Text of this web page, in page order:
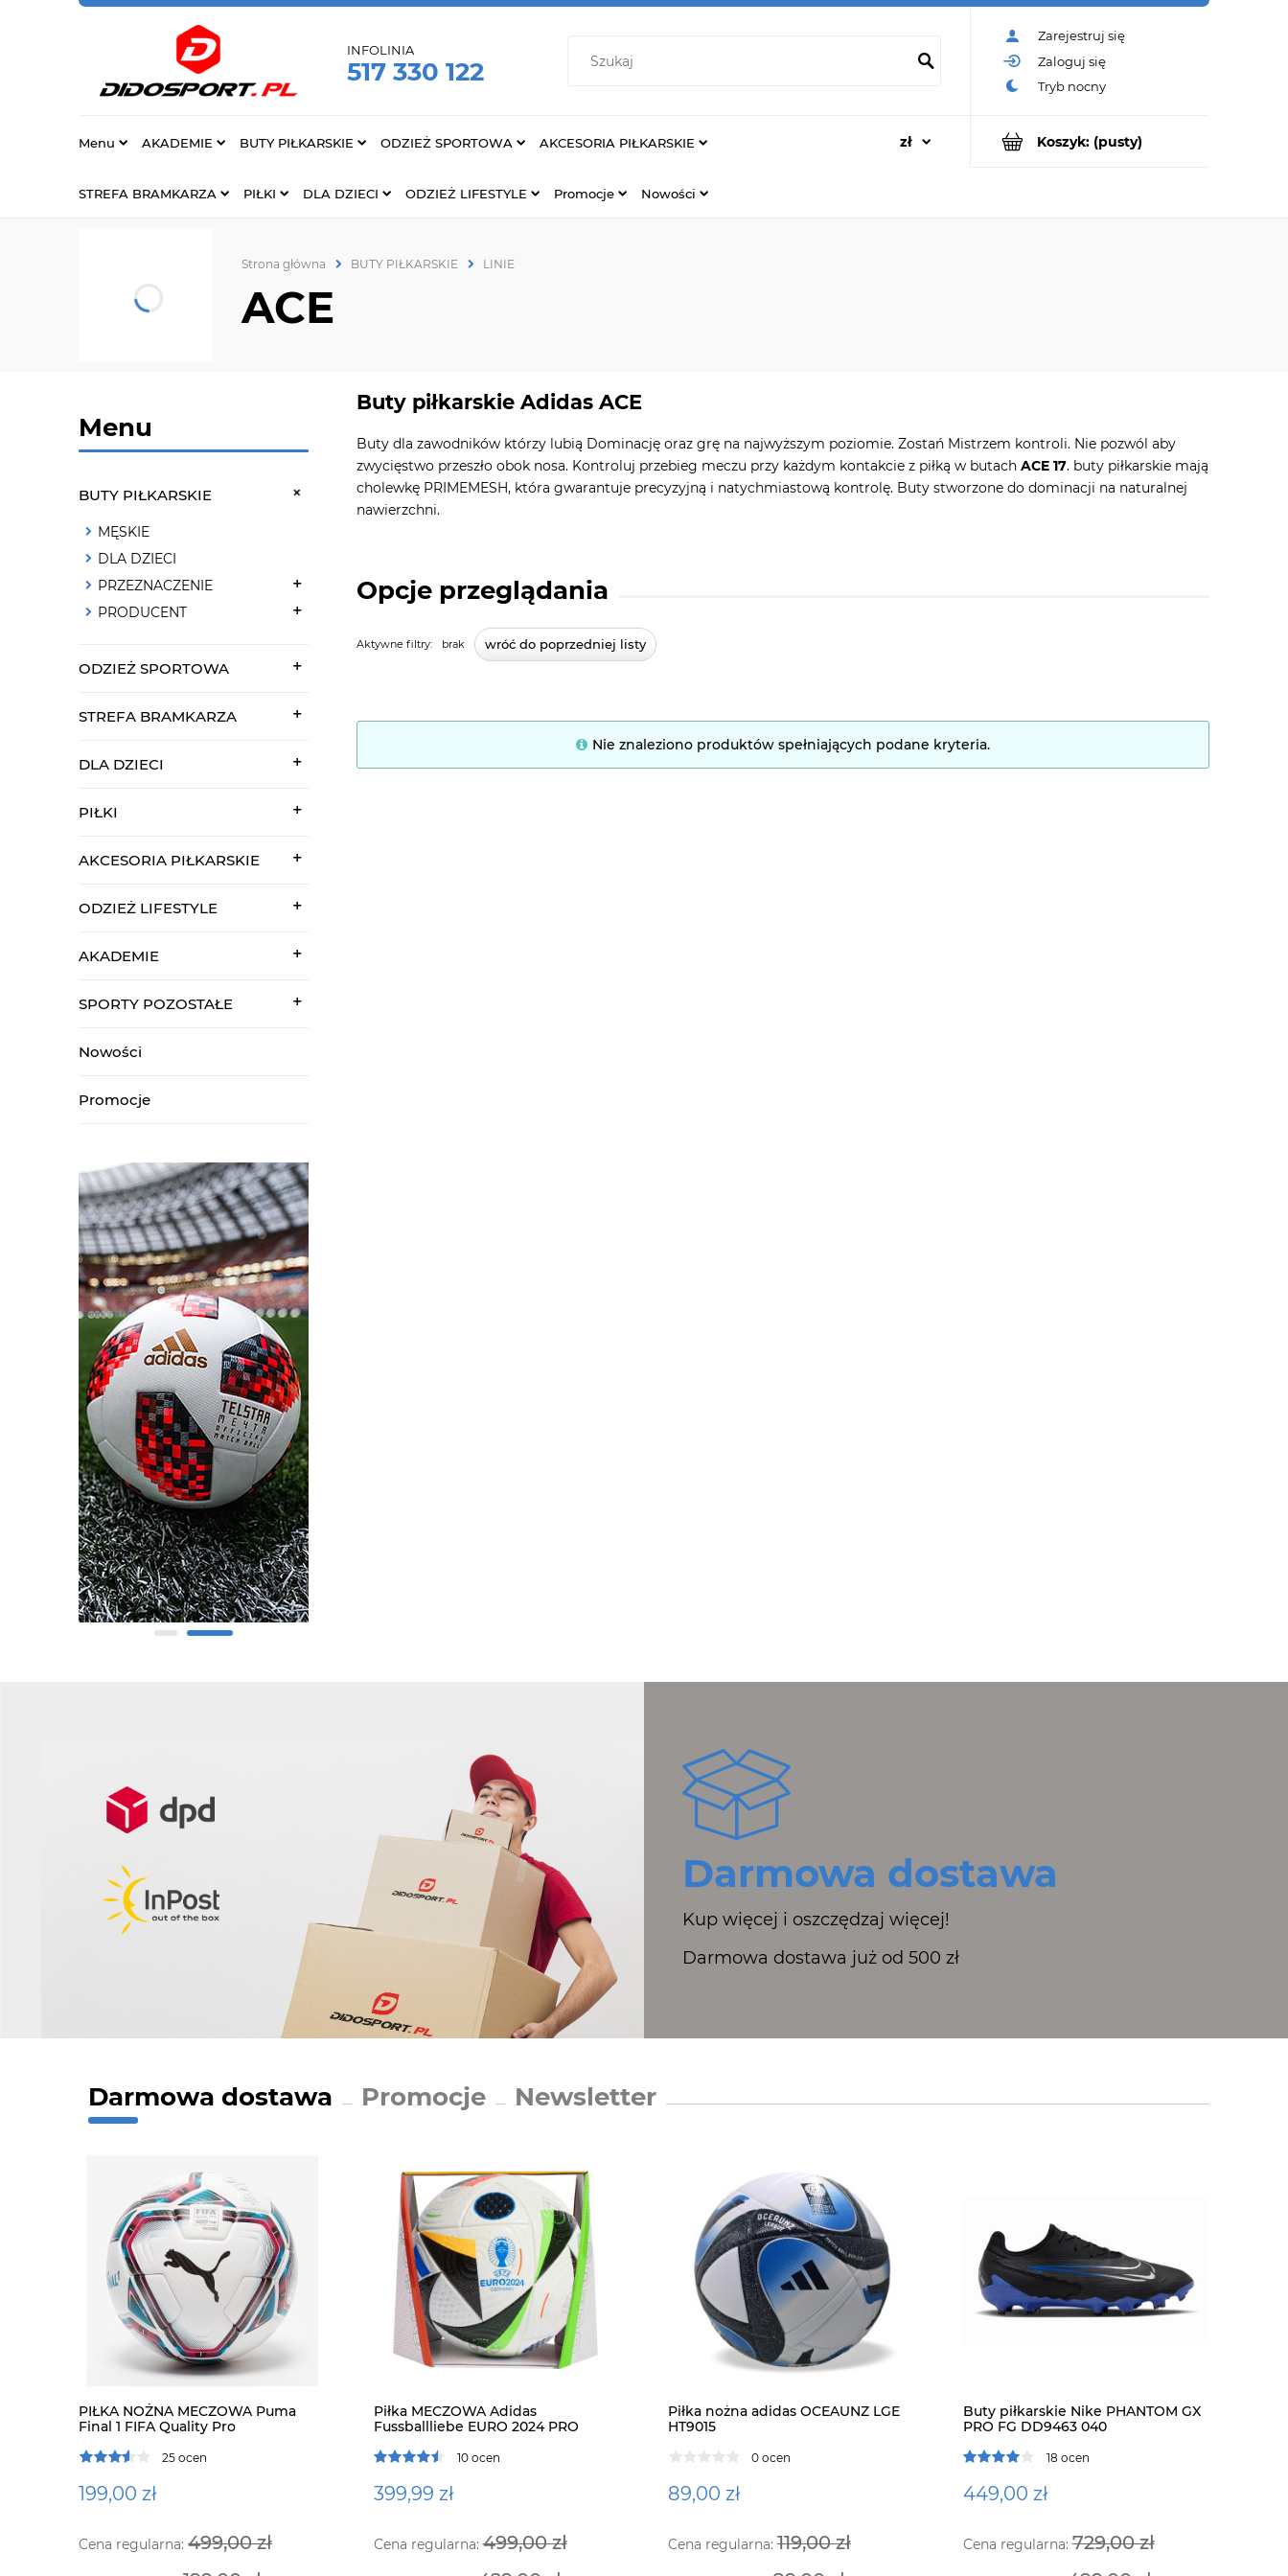
Zarejestruj się
Zaloguj się
INFOLINIA
517 330 122
Koszyk: (pusty)
Menu AKADEMIE BUTY PIŁKARSKIE ODZIEŻ SPORTOWA AKCESORIA PIŁKARSKIE
STREFA BRAMKARZA PIŁKI DLA DZIECI ODZIEŻ LIFESTYLE Promocje Nowości
Strona główna BUTY PIŁKARSKIE LINIE
ACE
Menu
BUTY PIŁKARSKIE
MĘSKIE
DLA DZIECI
PRZEZNACZENIE
PRODUCENT
ODZIEŻ SPORTOWA
STREFA BRAMKARZA
DLA DZIECI
PIŁKI
AKCESORIA PIŁKARSKIE
ODZIEŻ LIFESTYLE
AKADEMIE
SPORTY POZOSTAŁE
Nowości
Promocje
Opcje przeglądania
Aktywne filtry: brak wróć do poprzedniej listy
Buty piłkarskie Adidas ACE
Buty dla zawodników którzy lubią Dominację oraz grę na najwyższym poziomie. Zostań Mistrzem kontroli. Nie pozwól aby
zwycięstwo przeszło obok nosa. Kontroluj przebieg meczu przy każdym kontakcie z piłką w butach ACE 17. buty piłkarskie mają
cholewkę PRIMEMESH, która gwarantuje precyzyjną i natychmiastową kontrolę. Buty stworzone do dominacji na naturalnej
nawierzchni.
Nie znaleziono produktów spełniających podane kryteria.
Darmowa dostawa
Kup więcej i oszczędzaj więcej!
Darmowa dostawa już od 500 zł
Darmowa dostawa Promocje Newsletter
PIŁKA NOŻNA MECZOWA Puma
Final 1 FIFA Quality Pro
25 ocen
199,00 zł
Cena regularna: 499,00 zł
Piłka MECZOWA Adidas
Fussballliebe EURO 2024 PRO
10 ocen
399,99 zł
Cena regularna:499,00 zł
Piłka nożna adidas OCEAUNZ LGE
HT9015
0 ocen
89,00 zł
Cena regularna: 119,00 zł
Buty piłkarskie Nike PHANTOM GX
PRO FG DD9463 040
18 ocen
449,00 zł
Cena regularna:729,00 zł